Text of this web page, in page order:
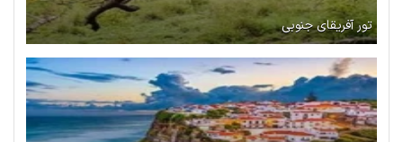
تور آفریقای جنوبی